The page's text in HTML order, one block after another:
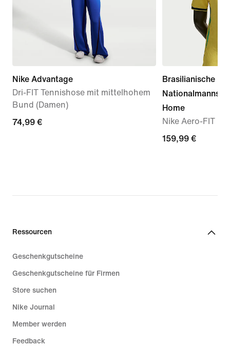
Nike Advantage
Dri-FIT Tennishose mit mittelhohem
Bund (Damen)
74,99 €
74,99 €
Brasilianische
Home
Nike Aero-FIT
159,99 €
159,99 €
Ressourcen
Geschenkgutscheine
Geschenkgutscheine für Firmen
Store suchen
Nike Journal
Member werden
Feedback